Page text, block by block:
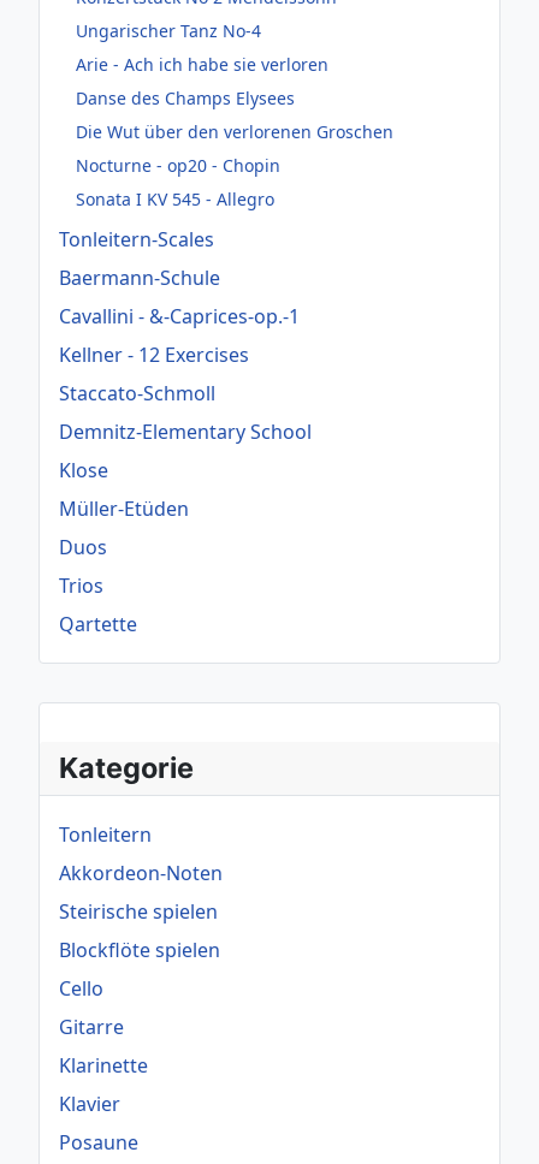
Kategorie
Tonleitern
Akkordeon-Noten
Steirische spielen
Blockflöte spielen
Cello
Gitarre
Klarinette
Klavier
Posaune
Ungarischer Tanz No-4
Arie - Ach ich habe sie verloren
Danse des Champs Elysees
Die Wut über den verlorenen Groschen
Nocturne - op20 - Chopin
Sonata I KV 545 - Allegro
Tonleitern-Scales
Baermann-Schule
Cavallini - &-Caprices-op.-1
Kellner - 12 Exercises
Staccato-Schmoll
Demnitz-Elementary School
Klose
Müller-Etüden
Duos
Trios
Qartette